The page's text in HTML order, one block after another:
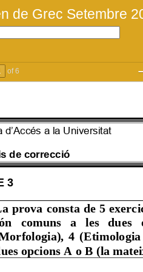
de Grec Setembre